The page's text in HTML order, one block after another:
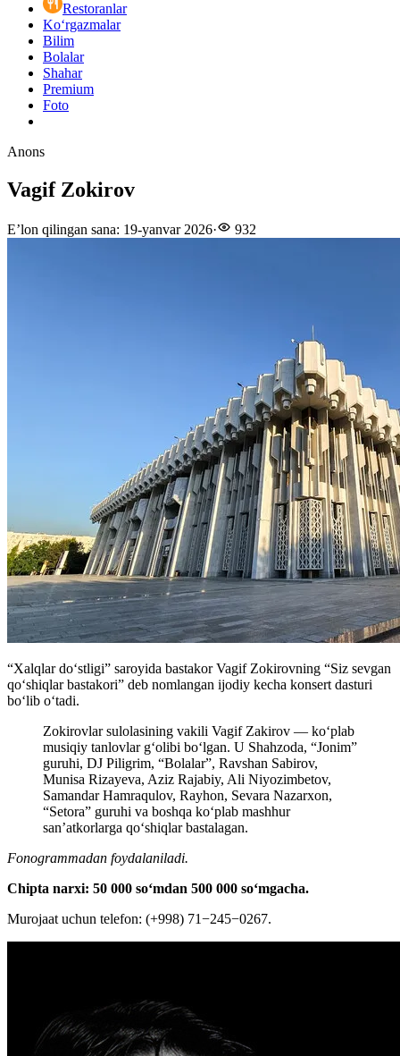
Restoranlar
Ko‘rgazmalar
Bilim
Bolalar
Shahar
Premium
Foto
Anons
Vagif Zokirov
E’lon qilingan sana: 19-yanvar 2026· 932
“Xalqlar doʻstligi” saroyida bastakor Vagif Zokirovning “Siz sevgan
qo‘shiqlar bastakori” deb nomlangan ijodiy kecha konsert dasturi
boʻlib oʻtadi.
Zokirovlar sulolasining vakili Vagif Zakirov — ko‘plab
musiqiy tanlovlar g‘olibi boʻlgan. U Shahzoda, “Jonim”
guruhi, DJ Piligrim, “Bolalar”, Ravshan Sabirov,
Munisa Rizayeva, Aziz Rajabiy, Ali Niyozimbetov,
Samandar Hamraqulov, Rayhon, Sevara Nazarxon,
“Setora” guruhi va boshqa ko‘plab mashhur
san’atkorlarga qoʻshiqlar bastalagan.
Fonogrammadan foydalaniladi.
Chipta narxi: 50 000 soʻmdan 500 000 soʻmgacha.
Murojaat uchun telefon: (+998) 71−245−0267.